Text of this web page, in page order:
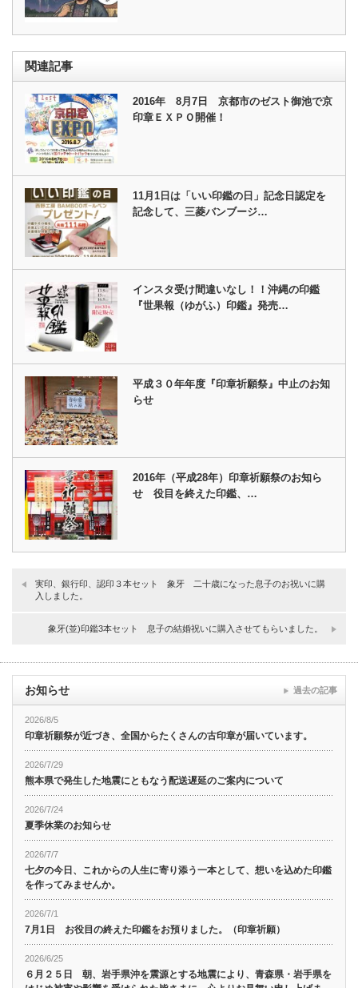
関連記事
2016年 8月7日 京都市のゼスト御池で京
印章ＥＸＰＯ開催！
11月1日は「いい印鑑の日」記念日認定を
記念して、三菱バンブージ…
インスタ受け間違いなし！！沖縄の印鑑
『世果報（ゆがふ）印鑑』発売…
平成３０年年度『印章祈願祭』中止のお知
らせ
2016年（平成28年）印章祈願祭のお知ら
せ 役目を終えた印鑑、…
実印、銀行印、認印３本セット 象牙 二十歳になった息子のお祝いに購
入しました。
象牙(並)印鑑3本セット 息子の結婚祝いに購入させてもらいました。
お知らせ
2026/8/5
印章祈願祭が近づき、全国からたくさんの古印章が届いています。
2026/7/29
熊本県で発生した地震にともなう配送遅延のご案内について
2026/7/24
夏季休業のお知らせ
2026/7/7
七夕の今日、これからの人生に寄り添う一本として、想いを込めた印鑑
を作ってみませんか。
2026/7/1
7月1日 お役目の終えた印鑑をお預りました。（印章祈願）
2026/6/25
６月２５日 朝、岩手県沖を震源とする地震により、青森県・岩手県を
過去の記事